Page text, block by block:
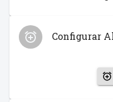
Configurar